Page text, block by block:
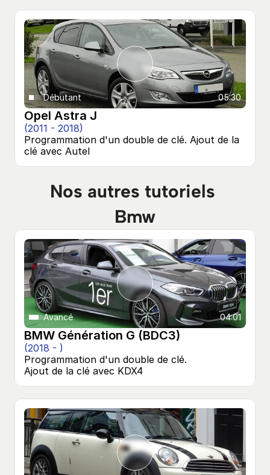
05:30
Débutant
Opel Astra J
(2011 - 2018)
Programmation d'un double de clé. Ajout de la
clé avec Autel
Nos autres tutoriels
Bmw
04:01
Avancé
BMW Génération G (BDC3)
(2018 - )
Programmation d'un double de clé.
Ajout de la clé avec KDX4